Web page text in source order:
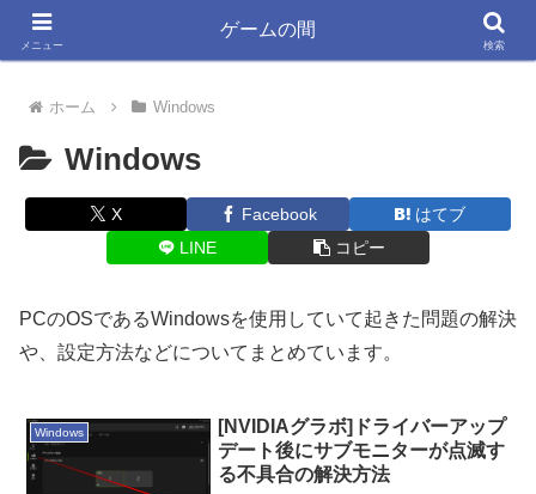
ゲーム大好きYSYKと33が書く きっと役立つ情報ブログ
ホーム Windows
Windows
X Facebook
はてブ
LINE
コピー
PCのOSであるWindowsを使用していて起きた問題の解決
や、設定方法などについてまとめています。
Windows
[NVIDIAグラボ]ドライバーアップ
デート後にサブモニターが点滅す
る不具合の解決方法
メニュー
ゲームの間
検索